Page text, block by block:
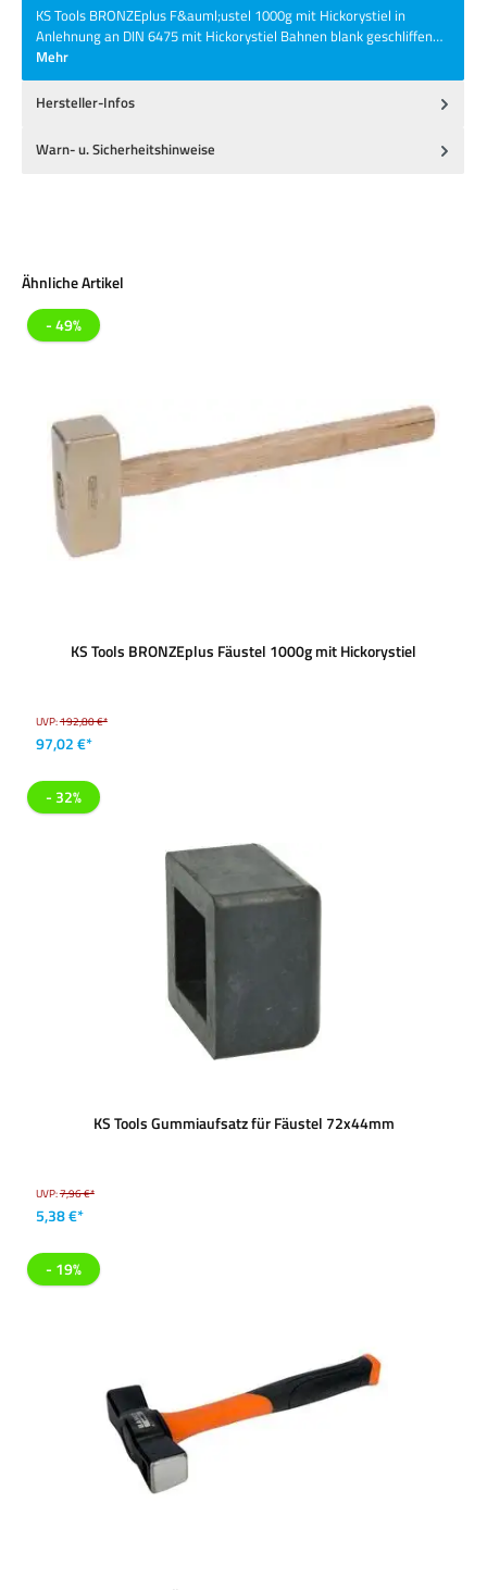
KS Tools BRONZEplus F&auml;ustel 1000g mit Hickorystiel in
Anlehnung an DIN 6475 mit Hickorystiel Bahnen blank geschliffen…
Mehr
Hersteller-Infos
Warn- u. Sicherheitshinweise
Produktgalerie überspringen
Ähnliche Artikel
- 49%
KS Tools BRONZEplus Fäustel 1000g mit Hickorystiel
UVP:192,80 €*
97,02 €*
- 32%
KS Tools Gummiaufsatz für Fäustel 72x44mm
UVP:7,96 €*
5,38 €*
- 19%